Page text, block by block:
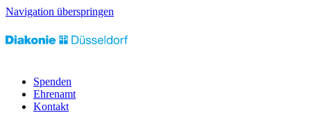
Navigation überspringen
Spenden
Ehrenamt
Kontakt